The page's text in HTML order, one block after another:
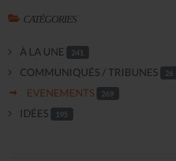
CATÉGORIES
À LA UNE 241
COMMUNIQUÉS / TRIBUNES 26
EVENEMENTS 269
IDÉES 195